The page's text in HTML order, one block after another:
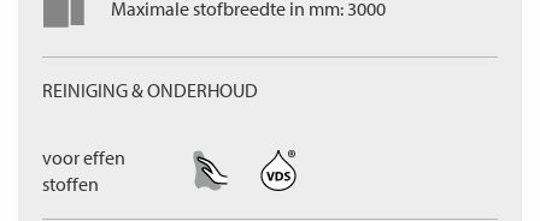
Maximale stofbreedte in mm: 3000
REINIGING & ONDERHOUD
voor effen
stoffen